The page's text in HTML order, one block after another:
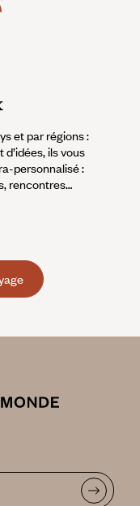
et par régions :
ils vous
personnalisé :
rencontres…